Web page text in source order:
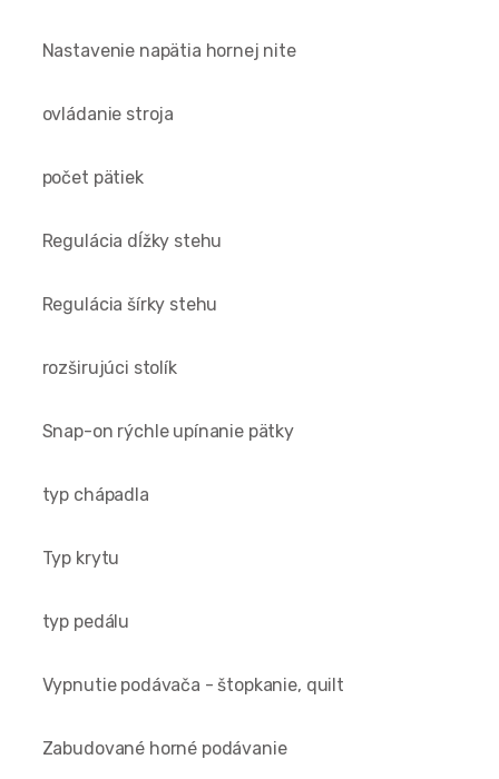
Nastavenie napätia hornej nite
ovládanie stroja
počet pätiek
Regulácia dĺžky stehu
Regulácia šírky stehu
rozširujúci stolík
Snap-on rýchle upínanie pätky
typ chápadla
Typ krytu
typ pedálu
Vypnutie podávača - štopkanie, quilt
Zabudované horné podávanie